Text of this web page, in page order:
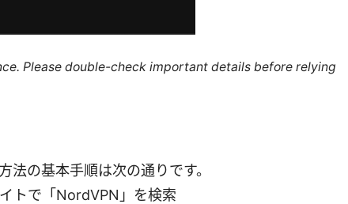
Please double-check important details before relying
の基本手順は次の通りです。
トで「NordVPN」を検索